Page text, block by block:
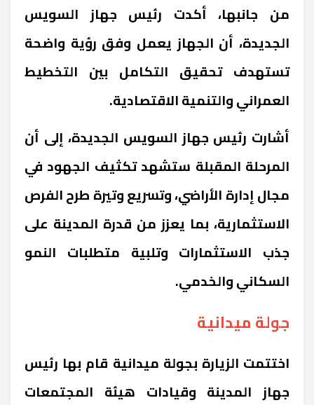
من جانبها، أكدت رئيس جهاز السويس
الجديدة، أن الجهاز يعمل وفق رؤية واضحة
تستهدف تحقيق التكامل بين التخطيط
العمراني والتنمية الاقتصادية.
أشارت رئيس جهاز السويس الجديدة، إلى أن
المرحلة المقبلة ستشهد تكثيف الجهود في
مجال إدارة الأراضي، وتسريع وتيرة طرح الفرص
الاستثمارية، بما يعزز من قدرة المدينة على
جذب الاستثمارات وتلبية متطلبات النمو
السكاني والخدمي.
جولة ميدانية
اختتمت الزيارة بجولة ميدانية قام بها رئيس
جهاز المدينة وقيادات هيئة المجتمعات